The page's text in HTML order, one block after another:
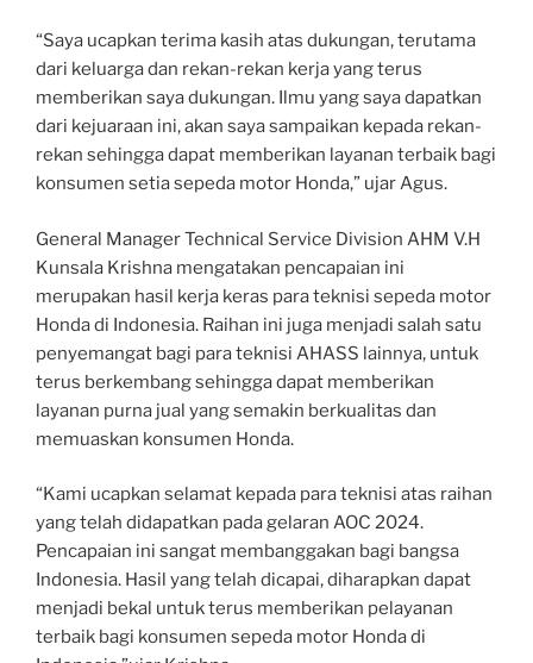
“Saya ucapkan terima kasih atas dukungan, terutama
dari keluarga dan rekan-rekan kerja yang terus
memberikan saya dukungan. Ilmu yang saya dapatkan
dari kejuaraan ini, akan saya sampaikan kepada rekan-
rekan sehingga dapat memberikan layanan terbaik bagi
konsumen setia sepeda motor Honda,” ujar Agus.
General Manager Technical Service Division AHM V.H
Kunsala Krishna mengatakan pencapaian ini
merupakan hasil kerja keras para teknisi sepeda motor
Honda di Indonesia. Raihan ini juga menjadi salah satu
penyemangat bagi para teknisi AHASS lainnya, untuk
terus berkembang sehingga dapat memberikan
layanan purna jual yang semakin berkualitas dan
memuaskan konsumen Honda.
“Kami ucapkan selamat kepada para teknisi atas raihan
yang telah didapatkan pada gelaran AOC 2024.
Pencapaian ini sangat membanggakan bagi bangsa
Indonesia. Hasil yang telah dicapai, diharapkan dapat
menjadi bekal untuk terus memberikan pelayanan
terbaik bagi konsumen sepeda motor Honda di